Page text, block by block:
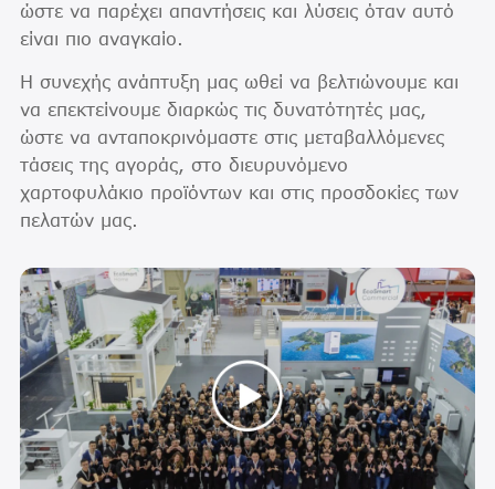
ώστε να παρέχει απαντήσεις και λύσεις όταν αυτό
είναι πιο αναγκαίο.
Η συνεχής ανάπτυξη μας ωθεί να βελτιώνουμε και
να επεκτείνουμε διαρκώς τις δυνατότητές μας,
ώστε να ανταποκρινόμαστε στις μεταβαλλόμενες
τάσεις της αγοράς, στο διευρυνόμενο
χαρτοφυλάκιο προϊόντων και στις προσδοκίες των
πελατών μας.